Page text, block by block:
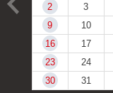
2
3
9
10
16
17
23
24
30
31